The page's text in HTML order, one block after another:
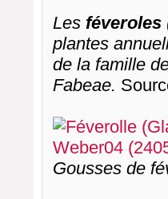
Les féveroles
plantes
de la famille
Fabeae.
Gousses de